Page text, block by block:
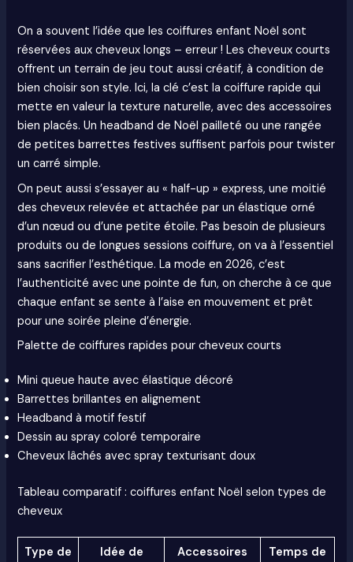
On a souvent l’idée que les coiffures enfant Noël sont
réservées aux cheveux longs – erreur ! Les cheveux courts
offrent un terrain de jeu tout aussi créatif, à condition de
bien choisir son style. Ici, la clé c’est la coiffure rapide qui
mette en valeur la texture naturelle, avec des accessoires
bien placés. Un headband de Noël pailleté ou une rangée
de petites barrettes festives suffisent parfois pour twister
un carré simple.
On peut aussi s’essayer au « half-up » express, une moitié
des cheveux relevée et attachée par un élastique orné
d’un nœud ou d’une petite étoile. Pas besoin de plusieurs
produits ou de longues sessions coiffure, on va à l’essentiel
sans sacrifier l’esthétique. La mode en 2026, c’est
l’authenticité avec une pointe de fun, on cherche à ce que
chaque enfant se sente à l’aise en mouvement et prêt
pour une soirée pleine d’énergie.
Palette de coiffures rapides pour cheveux courts
Mini queue haute avec élastique décoré
Barrettes brillantes en alignement
Headband à motif festif
Dessin au spray coloré temporaire
Cheveux lâchés avec spray texturisant doux
Tableau comparatif : coiffures enfant Noël selon types de
cheveux
Type de
Idée de
Accessoires
Temps de